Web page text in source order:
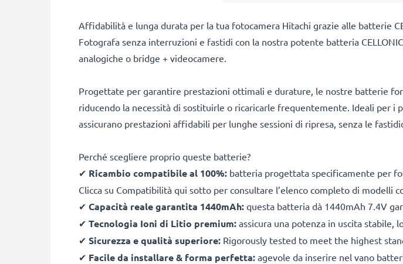
Affidabilità e lunga durata per la tua fotocamera Hitachi grazie alle batterie
Fotografa senza interruzioni e fastidi con la nostra potente batteria
analogiche o bridge + videocamere.
Progettate per garantire prestazioni ottimali e durature, le nostre batterie
riducendo la necessità di sostituirle o ricaricarle frequentemente. Ideali per
assicurano prestazioni affidabili per lunghe sessioni di ripresa, senza le
Perché scegliere proprio queste batterie?
✔ Ricambio compatibile al 100%: batteria progettata specificamente per
Clicca su Compatibilità qui sotto per consultare l’elenco completo di modelli
✔ Capacità reale garantita 1440mAh: questa batteria dà 1440mAh 7.4V
✔ Tecnologia Ioni di Litio premium: assicura una potenza in uscita stabile,
✔ Sicurezza e qualità superiore: Rigorously tested to meet the highest
✔ Facile da installare & forma perfetta: agevole da inserire nel vano